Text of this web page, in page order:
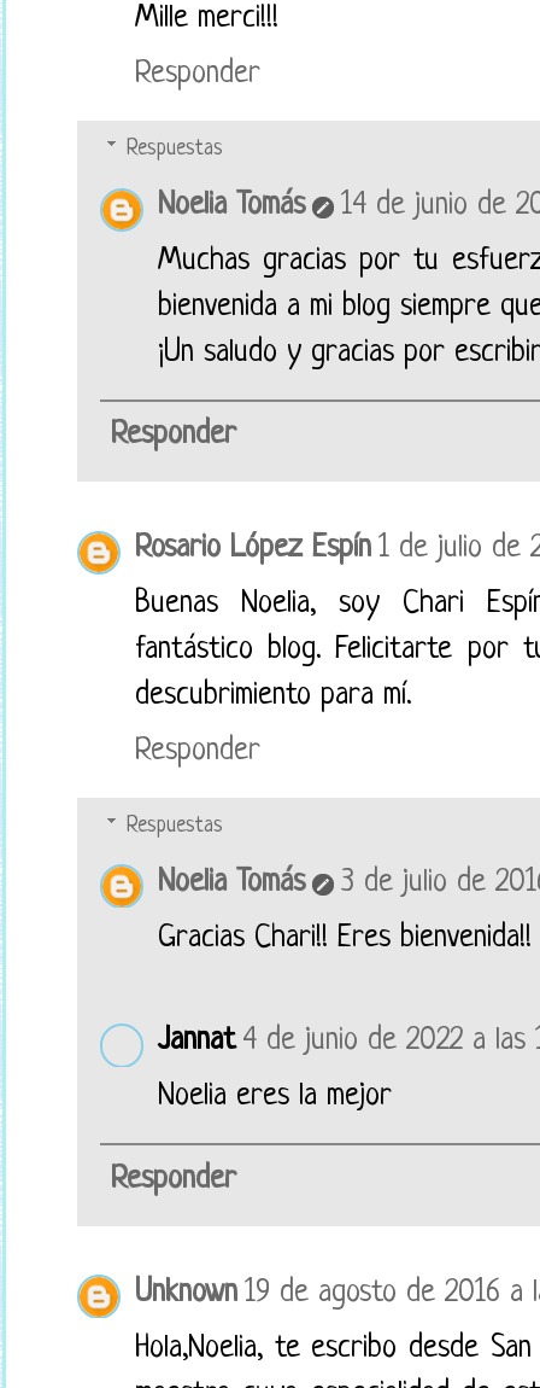
Mille merci!!!
Responder
Respuestas
Noelia Tomás
14 de junio de
Muchas gracias por tu
bienvenida a mi blog siempre
¡Un saludo y gracias por
Responder
Rosario López Espín 1 de julio de
Buenas Noelia, soy Chari
fantástico blog. Felicitarte por
descubrimiento para mí.
Responder
Respuestas
Noelia Tomás
3 de julio de
Gracias Chari!! Eres bienvenida!!
Jannat 4 de junio de 2022 a las
Noelia eres la mejor
Responder
Unknown 19 de agosto de 2016 a
Hola,Noelia, te escribo desde